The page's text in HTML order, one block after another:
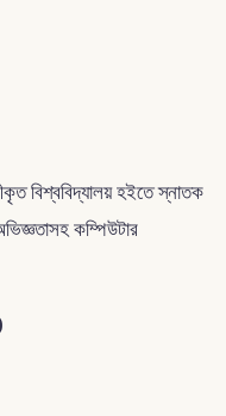
বিশ্ববিদ্যালয় হইতে স্নাতক
কম্পিউটার